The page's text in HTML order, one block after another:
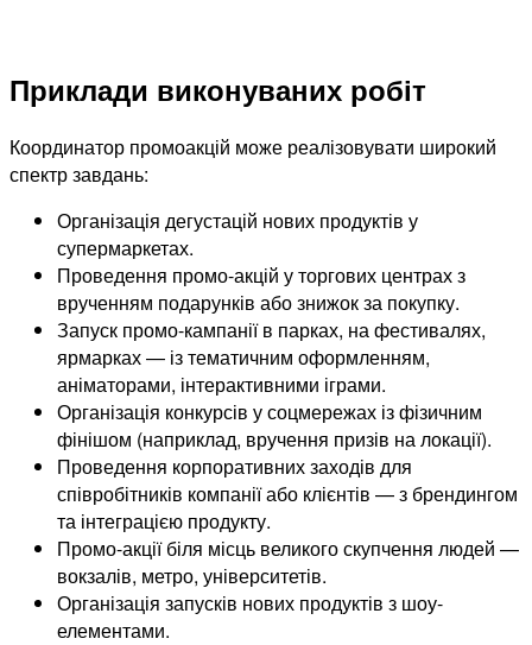
Приклади виконуваних робіт
Координатор промоакцій може реалізовувати широкий
спектр завдань:
Організація дегустацій нових продуктів у
супермаркетах.
Проведення промо-акцій у торгових центрах з
врученням подарунків або знижок за покупку.
Запуск промо-кампанії в парках, на фестивалях,
ярмарках — із тематичним оформленням,
аніматорами, інтерактивними іграми.
Організація конкурсів у соцмережах із фізичним
фінішом (наприклад, вручення призів на локації).
Проведення корпоративних заходів для
співробітників компанії або клієнтів — з брендингом
та інтеграцією продукту.
Промо-акції біля місць великого скупчення людей —
вокзалів, метро, університетів.
Організація запусків нових продуктів з шоу-
елементами.